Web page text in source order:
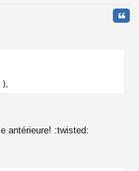
antérieure! :twisted: